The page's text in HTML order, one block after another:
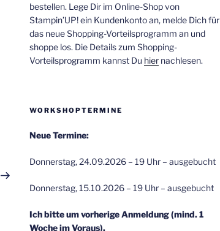
Nächster
Beitrag
bestellen. Lege Dir im Online-Shop von
Stampin’UP! ein Kundenkonto an, melde Dich für
das neue Shopping-Vorteilsprogramm an und
shoppe los. Die Details zum Shopping-
Vorteilsprogramm kannst Du hiernachlesen.
WORKSHOPTERMINE
Neue Termine:
Donnerstag, 24.09.2026 – 19 Uhr – ausgebucht
Donnerstag, 15.10.2026 – 19 Uhr – ausgebucht
Ich bitte um vorherige Anmeldung (mind. 1
Woche im Voraus).